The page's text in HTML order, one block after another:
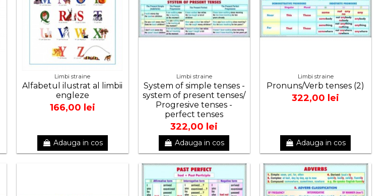
Limbi straine
Alfabetul ilustrat al limbii
engleze
166,00 lei
Adauga in cos
Limbi straine
System of simple tenses -
system of present tenses/
Progresive tenses -
perfect tenses
322,00 lei
Adauga in cos
Limbi straine
Pronuns/Verb tenses (2)
322,00 lei
Adauga in cos